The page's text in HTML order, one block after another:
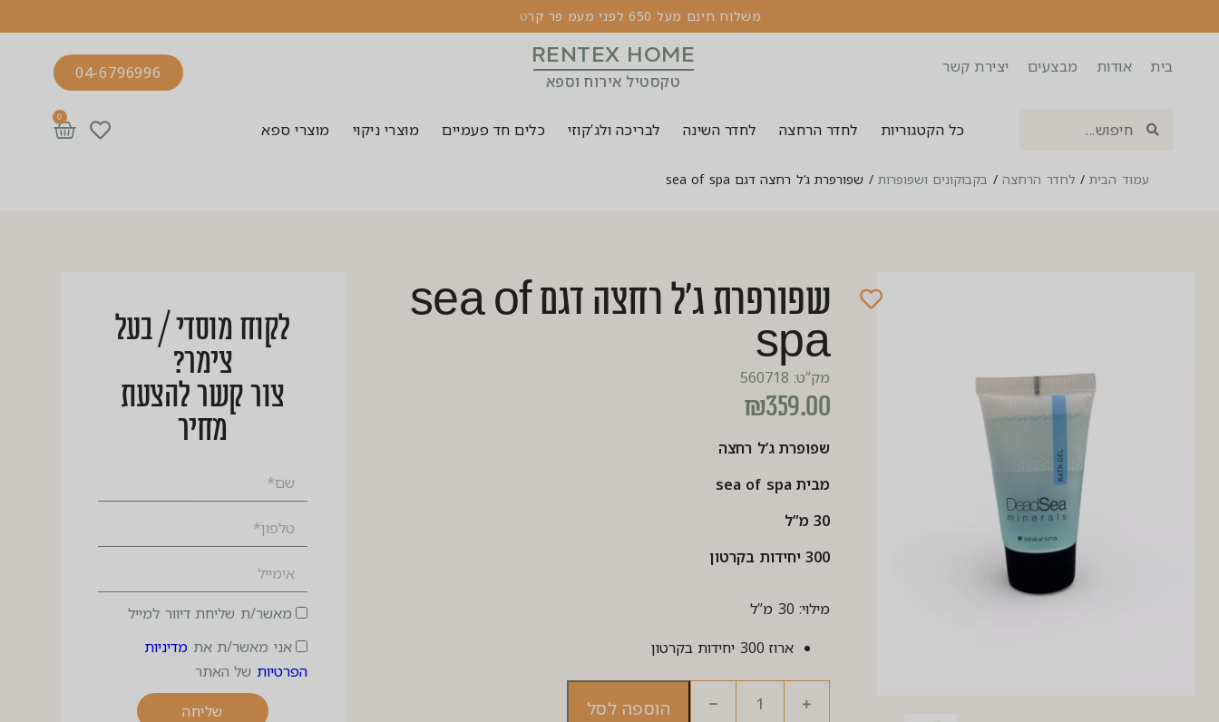
משלוח חינם מעל 0
5
6 לפני מעמ פר קרט
בית אודות מבצעים יצירת קשר RENTEX HOME
טקסטיל אירוח וספא 04-6796996
כל הקטגוריות לחדר הרחצה לחדר השינה לבריכה ולג’קוזי כלים חד פעמיים מוצרי ניקוי מוצרי ספא
0
עמוד הבית/ לחדר הרחצה/ בקבוקונים ושפופרות / שפורפרת ג’ל רחצה דגם sea of spa
שפורפרת ג’ל רחצה דגם sea of
spa
מק”ט: 560718
₪359.00
שפופרת ג’ל רחצה
מבית sea of spa
30 מ”ל
300 יחידות בקרטון
מילוי: 30 מ”ל
ארוז 300 יחידות בקרטון
הוספה לסל
לקוח מוסדי / בעל
צימר?
צור קשר להצעת
מחיר
מאשר/ת שליחת דיוור למייל
אני מאשר/ת את מדיניות
הפרטיות של האתר
שליחה